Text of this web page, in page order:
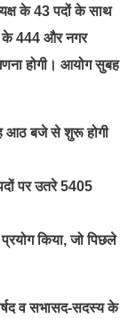
के 43 पदों के साथ
के 444 और नगर
होगी। आयोग सुबह
आठ बजे से शुरू होगी
पर उतरे 5405
किया, जो पिछले
व सभासद-सदस्य के